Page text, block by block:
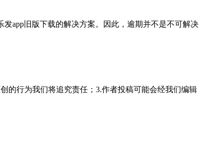
app旧版下载的解决方案。因此，逾期并不是不可解决
的行为我们将追究责任；3.作者投稿可能会经我们编辑